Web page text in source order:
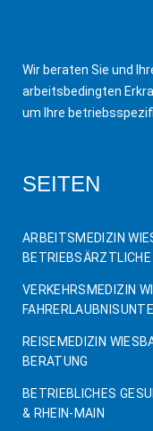
Wir beraten Sie und
arbeitsbedingten
um Ihre
SEITEN
ARBEITSMEDIZIN
VERKEHRSMEDIZIN
REISEMEDIZIN
BERATUNG
BETRIEBLICHES
& RHEIN-MAIN